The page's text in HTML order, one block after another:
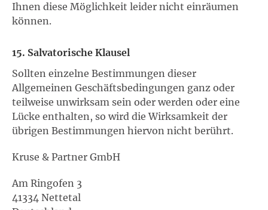
Ihnen diese Möglichkeit leider nicht einräumen
können.
15. Salvatorische Klausel
Sollten einzelne Bestimmungen dieser
Allgemeinen Geschäftsbedingungen ganz oder
teilweise unwirksam sein oder werden oder eine
Lücke enthalten, so wird die Wirksamkeit der
übrigen Bestimmungen hiervon nicht berührt.
Kruse & Partner GmbH
Am Ringofen 3
41334 Nettetal